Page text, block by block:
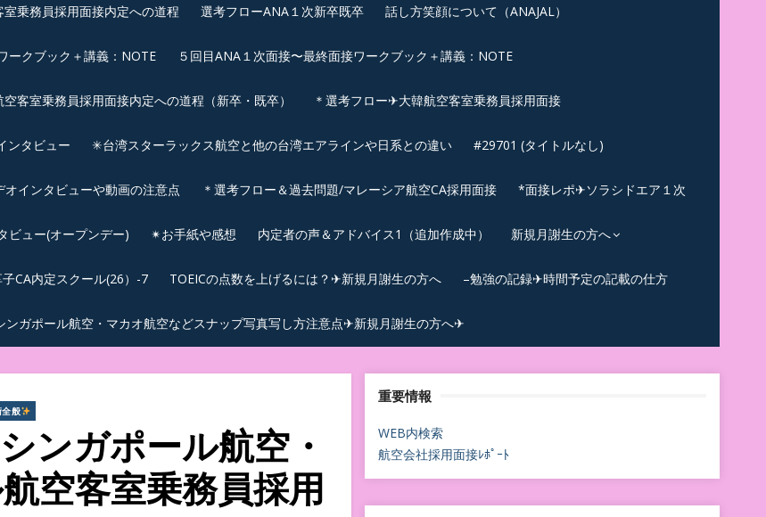
乗務員採用面接内定への道程 選考フローANA１次新卒既卒 話し方笑顔について（ANAJAL）
ークブック＋講義：NOTE ５回目ANA１次面接〜最終面接ワークブック＋講義：NOTE
客室乗務員採用面接内定への道程（新卒・既卒） ＊選考フロー✈大韓航空客室乗務員採用面接
ンタビュー ✳︎台湾スターラックス航空と他の台湾エアラインや日系との違い #29701 (タイトルなし)
インタビューや動画の注意点 ＊選考フロー＆過去問題/マレーシア航空CA採用面接 *面接レポ✈ソラシドエア１次
ビュー(オープンデー) ✴︎お手紙や感想 内定者の声＆アドバイス1（追加作成中） 新規月謝生の方へ
CA内定スクール(26）-7 TOEICの点数を上げるには？✈新規月謝生の方へ –勉強の記録✈時間予定の記載の仕方
ンガポール航空・マカオ航空などスナップ写真写し方注意点✈新規月謝生の方へ✈
般
ンガポール航空・
空客室乗務員採用
重要情報
WEB内検索
航空会社採用面接ﾚﾎﾟｰﾄ